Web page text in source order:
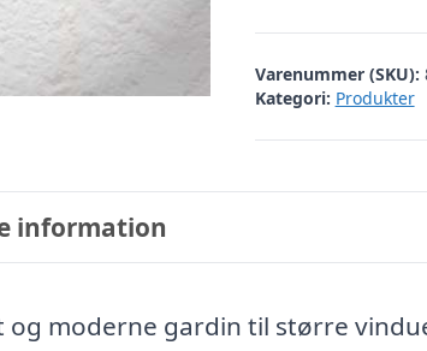
Varenummer (SKU):
Kategori: Produkter
information
og moderne gardin til større